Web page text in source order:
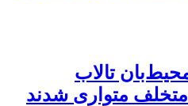
تالاب
متواری شدند